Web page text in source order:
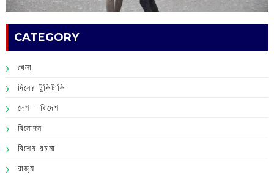
CATEGORY
খেলা
দিনের টুকিটাকি
দেশ - বিদেশ
বিনোদন
বিশেষ রচনা
রাজ্য